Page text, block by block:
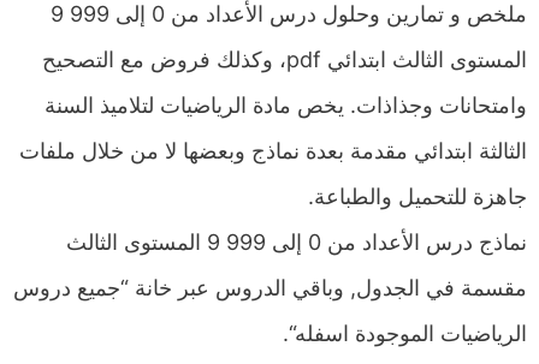
ملخص و تمارين وحلول درس الأعداد من 0 إلى 999 9
المستوى الثالث ابتدائي pdf، وكذلك فروض مع التصحيح
وامتحانات وجذاذات. يخص مادة الرياضيات لتلاميذ السنة
الثالثة ابتدائي مقدمة بعدة نماذج وبعضها لا من خلال ملفات
جاهزة للتحميل والطباعة.
نماذج درس الأعداد من 0 إلى 999 9 المستوى الثالث
مقسمة في الجدول, وباقي الدروس عبر خانة “جميع دروس
الرياضيات الموجودة اسفله“.